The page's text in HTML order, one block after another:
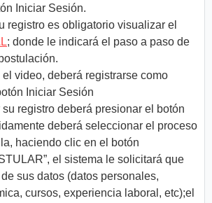
Iniciar Sesión.
registro es obligatorio visualizar el
; donde le indicará el paso a paso de
video, deberá registrarse como
Iniciar Sesión
registro deberá presionar el botón
deberá seleccionar el proceso
haciendo clic en el botón
el sistema le solicitará que
sus datos (datos personales,
cursos, experiencia laboral, etc);el